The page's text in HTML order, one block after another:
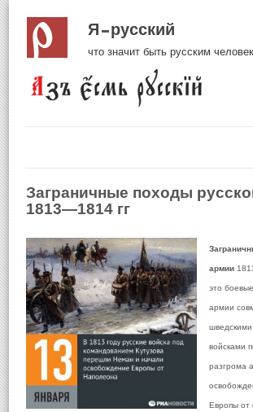
Я русский
что значит быть русским
Заграничные походы
1813—1814 гг
армии
это
армии
шведскими
войсками
разгрома
Европы от